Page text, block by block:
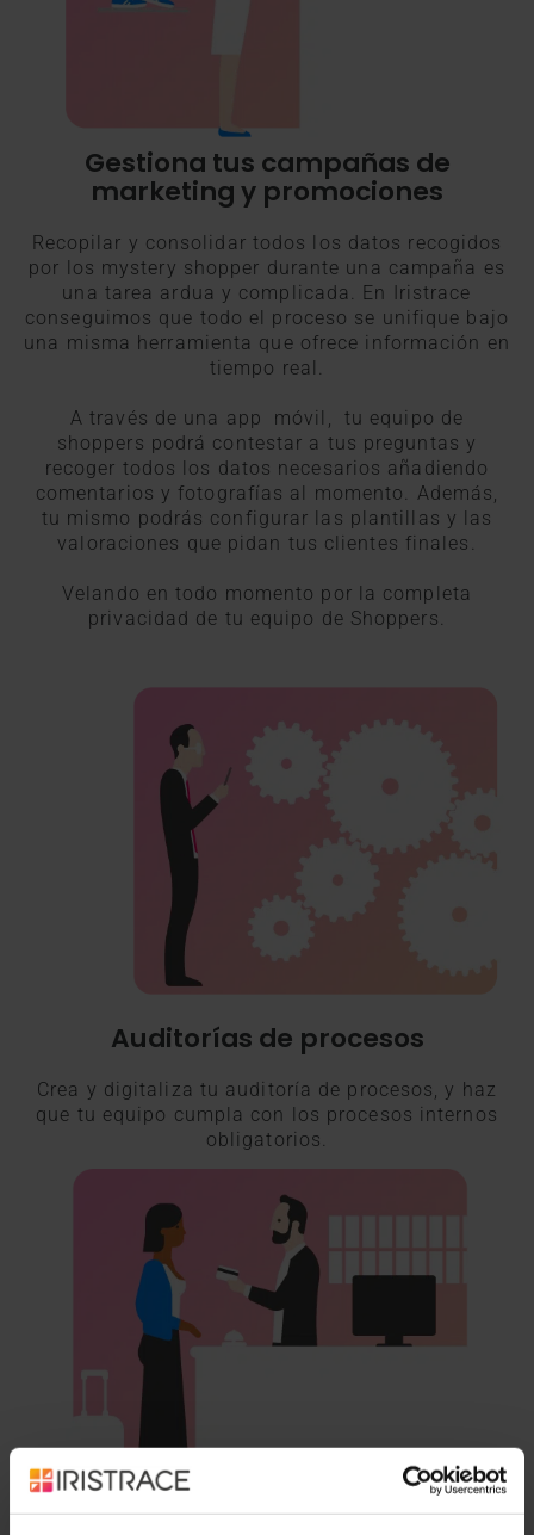
Gestiona tus campañas de
marketing y promociones
Recopilar y consolidar todos los datos recogidos
por los mystery shopper durante una campaña es
una tarea ardua y complicada. En Iristrace
conseguimos que todo el proceso se unifique bajo
una misma herramienta que ofrece información en
tiempo real.
A través de una app móvil, tu equipo de
shoppers podrá contestar a tus preguntas y
recoger todos los datos necesarios añadiendo
comentarios y fotografías al momento. Además,
tu mismo podrás configurar las plantillas y las
valoraciones que pidan tus clientes finales.
Velando en todo momento por la completa
privacidad de tu equipo de Shoppers.
Auditorías de procesos
Crea y digitaliza tu auditoría de procesos, y haz
que tu equipo cumpla con los procesos internos
obligatorios.